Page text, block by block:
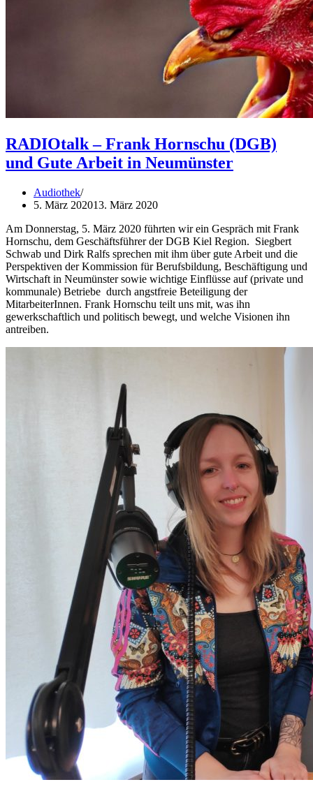
RADIOtalk – Frank Hornschu (DGB)
und Gute Arbeit in Neumünster
Audiothek
5. März 202013. März 2020
Am Donnerstag, 5. März 2020 führten wir ein Gespräch mit Frank
Hornschu, dem Geschäftsführer der DGB Kiel Region. Siegbert
Schwab und Dirk Ralfs sprechen mit ihm über gute Arbeit und die
Perspektiven der Kommission für Berufsbildung, Beschäftigung und
Wirtschaft in Neumünster sowie wichtige Einflüsse auf (private und
kommunale) Betriebe durch angstfreie Beteiligung der
MitarbeiterInnen. Frank Hornschu teilt uns mit, was ihn
gewerkschaftlich und politisch bewegt, und welche Visionen ihn
antreiben.